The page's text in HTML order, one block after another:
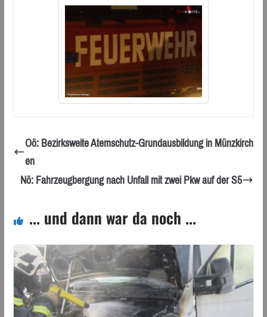
Oö: Bezirksweite Atemschutz-Grundausbildung in Münzkirch
en
Nö: Fahrzeugbergung nach Unfall mit zwei Pkw auf der S5
... und dann war da noch ...